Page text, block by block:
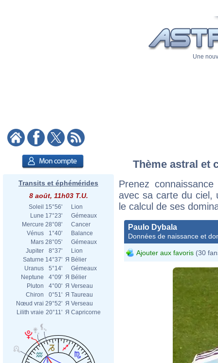
Une
Transits et éphémérides
8 août, 11h03 T.U.
Soleil 15°56'
Lion
Lune 17°23'
Gémeaux
Mercure 28°08'
Cancer
Vénus
1°40'
Balance
Mars 28°05'
Gémeaux
Jupiter
8°37'
Lion
Saturne 14°37' Я Bélier
Uranus
5°14'
Gémeaux
Neptune
4°09' Я Bélier
Pluton
4°00' Я Verseau
Chiron
0°51' Я Taureau
Nœud vrai 29°52' Я Verseau
Lilith vraie 20°11' Я Capricorne
Thème astral et
Prenez
avec sa carte du ciel,
le calcul de ses
Paulo Dybala
Données de naissance et
Ajouter aux favoris (30